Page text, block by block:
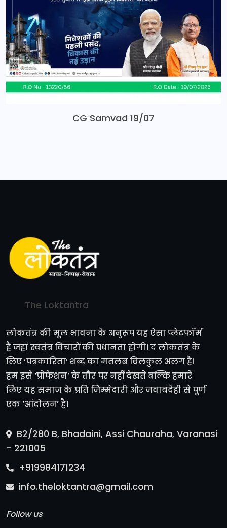
CG Samvad 19/07
The Loktantra
लोकतंत्र की मूल भावना के अनुरूप यह ऐसा प्लेटफॉर्म
है जहां स्वतंत्र विचारों की प्रधानता होगी। द लोकतंत्र के
लिए ‘पत्रकारिता’ शब्द का मतलब बिलकुल अलग है।
हम इसे ‘प्रोफेशन’ के तौर पर नहीं देखते बल्कि हमारे
लिए यह समाज के प्रति जिम्मेदारी और जवाबदेही से पूर्ण
एक ‘आंदोलन’ है।
B2/280 B, Bhadaini, Assi Chauraha, Varanasi
- 221005
+919984171234
info.theloktantra@gmail.com
Follow us